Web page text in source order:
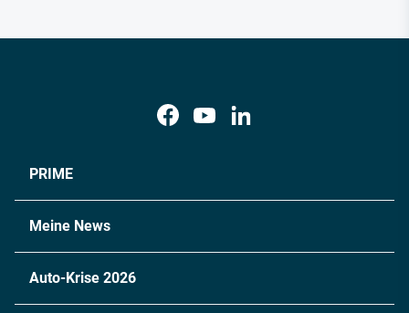
PRIME
Meine News
Auto-Krise 2026